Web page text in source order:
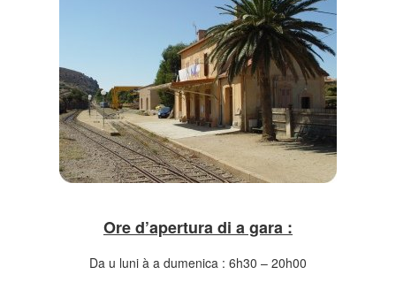
Ore d’apertura di a gara :
Da u luni à a dumenica : 6h30 – 20h00